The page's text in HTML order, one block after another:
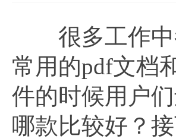
很多工作中
常用的pdf文档
件的时候用户
哪款比较好？